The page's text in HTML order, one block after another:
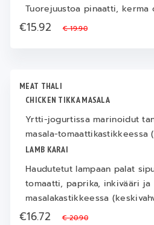
Tuorejuustoa pinaatti, kerma
€15.92€ 19.90
MEAT THALI
CHICKEN TIKKA MASALA
Yrtti-jogurtissa marinoidut
masala-tomaattikastikkeessa
LAMB KARAI
Haudutetut lampaan palat
tomaatti, paprika, inkivääri ja
masalakastikkeessa
€16.72€ 20.90